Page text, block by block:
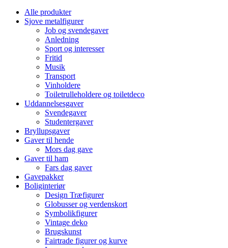
Alle produkter
Sjove metalfigurer
Job og svendegaver
Anledning
Sport og interesser
Fritid
Musik
Transport
Vinholdere
Toiletrulleholdere og toiletdeco
Uddannelsesgaver
Svendegaver
Studentergaver
Bryllupsgaver
Gaver til hende
Mors dag gave
Gaver til ham
Fars dag gaver
Gavepakker
Boliginteriør
Design Træfigurer
Globusser og verdenskort
Symbolikfigurer
Vintage deko
Brugskunst
Fairtrade figurer og kurve